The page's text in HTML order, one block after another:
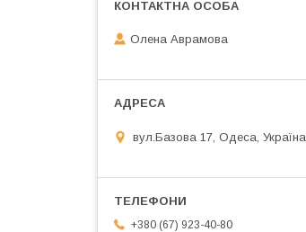
Олена Аврамова
вул.Базова 17, Одеса, Україна
+380 (67) 923-40-80